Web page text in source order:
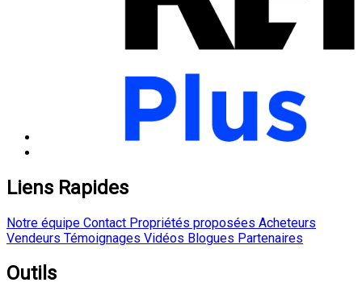
Liens Rapides
Notre équipe Contact Propriétés proposées Acheteurs
Vendeurs Témoignages Vidéos Blogues Partenaires
Outils